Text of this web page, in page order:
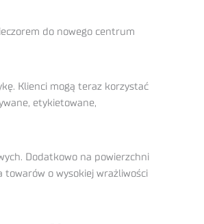
do nowego centrum
Klienci mogą teraz korzystać
etykietowane,
Dodatkowo na powierzchni
o wysokiej wrażliwości